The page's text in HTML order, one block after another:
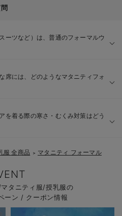
ーツなど）は、普通のフォーマルウ
席には、どのようなマタニティフォ
を着る際の寒さ・むくみ対策はどう
服 全商品 ＞ マタニティ フォーマル
タニティ服/授乳服の
ーン / クーポン情報